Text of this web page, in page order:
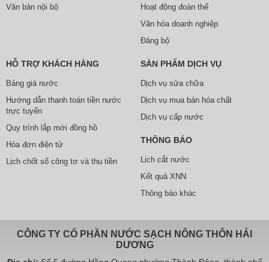
Văn bản nội bộ
Hoạt động đoàn thể
Văn hóa doanh nghiệp
Đảng bộ
HỖ TRỢ KHÁCH HÀNG
Bảng giá nước
Hướng dẫn thanh toán tiền nước
trực tuyến
Quy trình lắp mới đồng hồ
Hóa đơn điện tử
Lịch chốt số công tơ và thu tiền
SẢN PHẨM DỊCH VỤ
Dịch vụ sửa chữa
Dịch vụ mua bán hóa chất
Dịch vụ cấp nước
THÔNG BÁO
Lịch cắt nước
Kết quả XNN
Thông báo khác
CÔNG TY CỔ PHẦN NƯỚC SẠCH NÔNG THÔN HẢI
DƯƠNG